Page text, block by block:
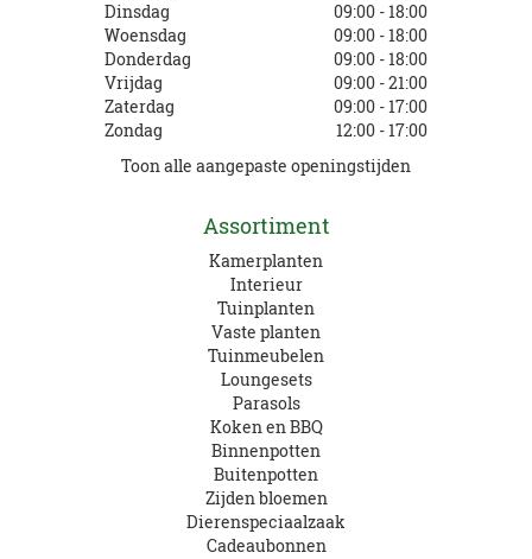
Dinsdag
09:00 - 18:00
Woensdag
09:00 - 18:00
Donderdag
09:00 - 18:00
Vrijdag
09:00 - 21:00
Zaterdag
09:00 - 17:00
Zondag
12:00 - 17:00
Toon alle aangepaste openingstijden
Assortiment
Kamerplanten
Interieur
Tuinplanten
Vaste planten
Tuinmeubelen
Loungesets
Parasols
Koken en BBQ
Binnenpotten
Buitenpotten
Zijden bloemen
Dierenspeciaalzaak
Cadeaubonnen